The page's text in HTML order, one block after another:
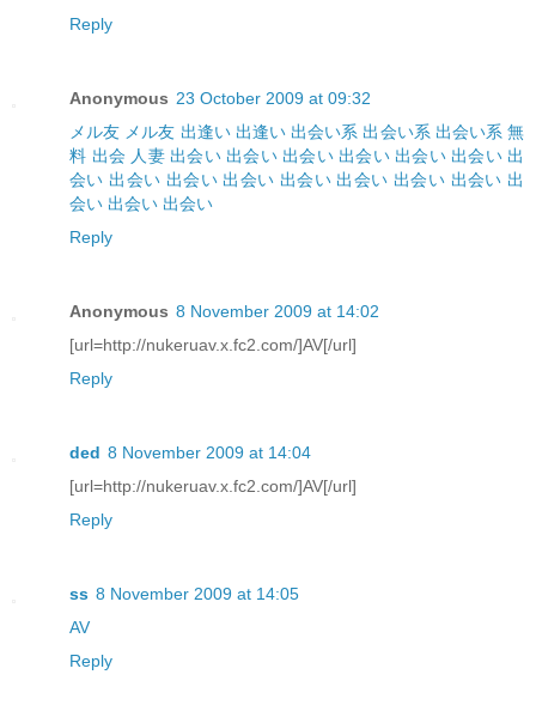
Reply
Anonymous 23 October 2009 at 09:32
メル友 メル友 出逢い 出逢い 出会い系 出会い系 出会い系 無
料 出会 人妻 出会い 出会い 出会い 出会い 出会い 出会い 出
会い 出会い 出会い 出会い 出会い 出会い 出会い 出会い 出
会い 出会い 出会い
Reply
Anonymous 8 November 2009 at 14:02
[url=http://nukeruav.x.fc2.com/]AV[/url]
Reply
ded 8 November 2009 at 14:04
[url=http://nukeruav.x.fc2.com/]AV[/url]
Reply
ss 8 November 2009 at 14:05
AV
Reply